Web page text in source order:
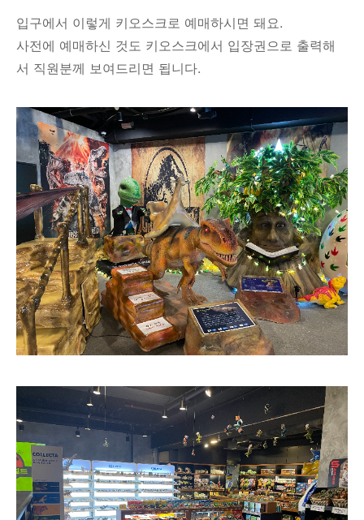
입구에서 이렇게 키오스크로 예매하시면 돼요.
사전에 예매하신 것도 키오스크에서 입장권으로 출력해
서 직원분께 보여드리면 됩니다.